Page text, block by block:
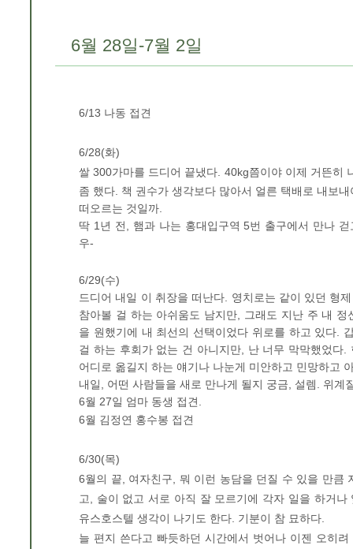
6월 28일-7월 2일
6/13 나동 접견
6/28(화)
쌀 300가마를 드디어 끝냈다. 40kg쯤이야 이제 거뜬히
좀 했다. 책 권수가 생각보다 많아서 얼른 택배로 내보
떠오르는 것일까.
딱 1년 전, 햄과 나는 홍대입구역 5번 출구에서 만나
우-
6/29(수)
드디어 내일 이 취장을 떠난다. 영치로는 같이 있던 형
참아볼 걸 하는 아쉬움도 남지만, 그래도 지난 주 내
을 원했기에 내 최선의 선택이었다 위로를 하고 있다.
걸 하는 후회가 없는 건 아니지만, 난 너무 막막했었다
어디로 옮길지 하는 얘기나 나눈게 미안하고 민망하고
내일, 어떤 사람들을 새로 만나게 될지 궁금, 설렘. 위
6월 27일 엄마 동생 접견.
6월 김정연 홍수봉 접견
6/30(목)
6월의 끝, 여자친구, 뭐 이런 농담을 던질 수 있을 만큼
고, 술이 없고 서로 아직 잘 모르기에 각자 일을 하거
유스호스텔 생각이 나기도 한다. 기분이 참 묘하다.
늘 편지 쓴다고 빠듯하던 시간에서 벗어나 이젠 오히